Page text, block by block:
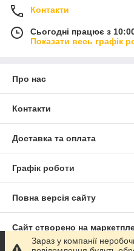
Контакти
Сьогодні працює з
Показати весь графік
Про нас
Контакти
Доставка та оплата
Графік роботи
Повна версія сайту
Сайт створено на
Зараз у компанії